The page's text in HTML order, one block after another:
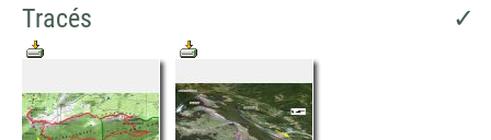
Tracés ✓